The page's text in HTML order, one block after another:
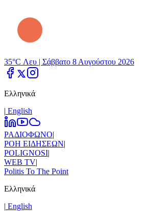
35°C Λευ | Σάββατο 8 Αυγούστου 2026
Ελληνικά
| Εnglish
ΡΑΔΙΟΦΩΝΟ|
ΡΟΗ ΕΙΔΗΣΕΩΝ|
POLIGNOSI|
WEB TV|
Politis To The Point
Ελληνικά
| Εnglish